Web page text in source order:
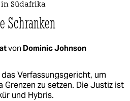
Südafrika
Schranken
von Dominic Johnson
Verfassungsgericht, um
zu setzen. Die Justiz ist
und Hybris.